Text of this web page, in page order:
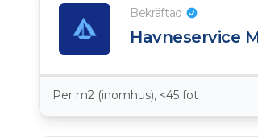
Bekräftad
Havneservice
Per m2 (inomhus), <45 fot